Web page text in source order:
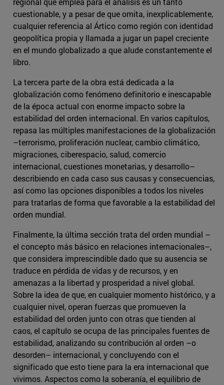
cuestionable, y a pesar de que omita, inexplicablemente,
cualquier referencia al Ártico como región con identidad
geopolítica propia y llamada a jugar un papel creciente
en el mundo globalizado a que alude constantemente el
libro.
La tercera parte de la obra está dedicada a la
globalización como fenómeno definitorio e inescapable
de la época actual con enorme impacto sobre la
estabilidad del orden internacional. En varios capítulos,
repasa las múltiples manifestaciones de la globalización
–terrorismo, proliferación nuclear, cambio climático,
migraciones, ciberespacio, salud, comercio
internacional, cuestiones monetarias, y desarrollo–
describiendo en cada caso sus causas y consecuencias,
así como las opciones disponibles a todos los niveles
para tratarlas de forma que favorable a la estabilidad del
orden mundial.
Finalmente, la última sección trata del orden mundial –
el concepto más básico en relaciones internacionales–,
que considera imprescindible dado que su ausencia se
traduce en pérdida de vidas y de recursos, y en
amenazas a la libertad y prosperidad a nivel global.
Sobre la idea de que, en cualquier momento histórico, y a
cualquier nivel, operan fuerzas que promueven la
estabilidad del orden junto con otras que tienden al
caos, el capítulo se ocupa de las principales fuentes de
estabilidad, analizando su contribución al orden –o
desorden– internacional, y concluyendo con el
significado que esto tiene para la era internacional que
vivimos. Aspectos como la soberanía, el equilibrio de